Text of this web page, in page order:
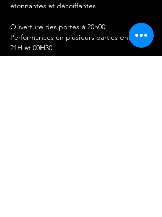
étonnantes et décoiffantes !
Ouverture des portes à 20h00.
Performances en plusieurs parties entre
21H et 00H30.